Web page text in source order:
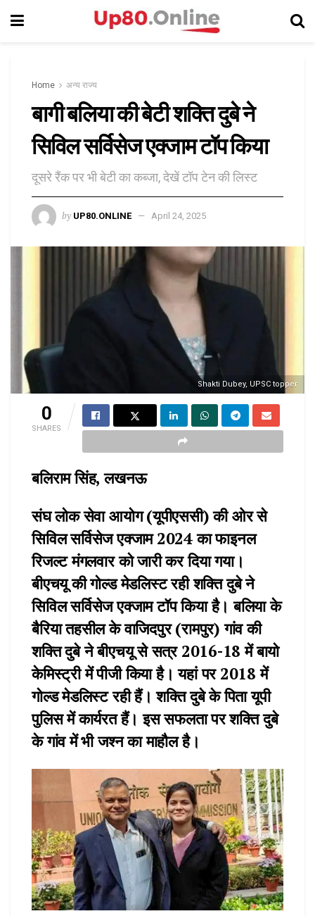
Home अन्य राज्य
बागी बलिया की बेटी शक्ति दुबे ने
सिविल सर्विसेज एक्जाम टॉप किया
दूसरे रैंक पर भी बेटी का कब्जा, देखें टॉप टेन की लिस्ट
by UP80.ONLINE April 24, 2025
Shakti Dubey, UPSC topper
0
SHARES
बलिराम सिंह, लखनऊ
संघ लोक सेवा आयोग (यूपीएससी) की ओर से
सिविल सर्विसेज एक्जाम 2024 का फाइनल
रिजल्ट मंगलवार को जारी कर दिया गया।
बीएचयू की गोल्ड मेडलिस्ट रही शक्ति दुबे ने
सिविल सर्विसेज एक्जाम टॉप किया है। बलिया के
बैरिया तहसील के वाजिदपुर (रामपुर) गांव की
शक्ति दुबे ने बीएचयू से सत्र 2016-18 में बायो
केमिस्ट्री में पीजी किया है। यहां पर 2018 में
गोल्ड मेडलिस्ट रही हैं। शक्ति दुबे के पिता यूपी
पुलिस में कार्यरत हैं। इस सफलता पर शक्ति दुबे
के गांव में भी जश्न का माहौल है।